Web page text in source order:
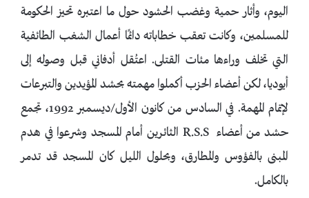
اليوم، وأثار حمية وغضب الحشود حول ما اعتبره تحيز الحكومة
للمسلمين، وكانت تعقب خطاباته دائمًا أعمال الشغب الطائفية
التي تخلف وراءها مئات القتلى. اعتُقل أدفاني قبل وصوله إلى
أيوديا، لكن أعضاء الحزب أكملوا مهمته بحشد المؤيدين والتبرعات
لإتمام المهمة. في السادس من كانون الأول/ديسمبر 1992، تجمع
حشد من أعضاء R.S.S الثائرين أمام المسجد وشرعوا في هدم
المبنى بالفؤوس والمطارق، وبحلول الليل كان المسجد قد تدمر
بالكامل.